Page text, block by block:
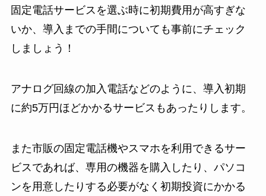
固定電話サービスを選ぶ時に初期費用が高すぎな
いか、導入までの手間についても事前にチェック
しましょう！
アナログ回線の加入電話などのように、導入初期
に約5万円ほどかかるサービスもあったりします。
また市販の固定電話機やスマホを利用できるサー
ビスであれば、専用の機器を購入したり、パソコ
ンを用意したりする必要がなく初期投資にかかる